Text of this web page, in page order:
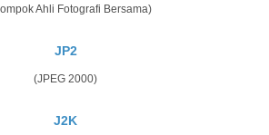
Ahli Fotografi Bersama)
JP2
(JPEG 2000)
J2K